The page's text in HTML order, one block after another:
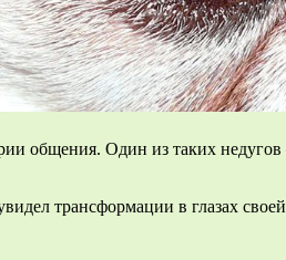
общения. Один из таких
трансформации в глазах